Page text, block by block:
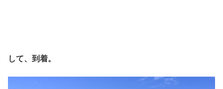
して、到着。